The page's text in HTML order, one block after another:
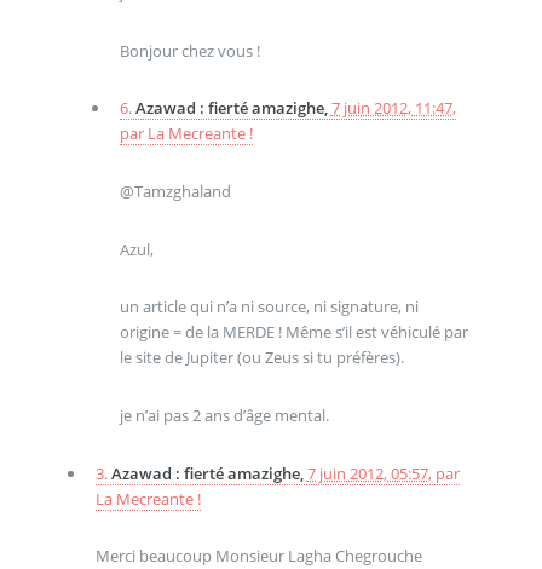
Bonjour chez vous !
6.Azawad : fierté amazighe,7 juin 2012, 11:47,
par La Mecreante !
@Tamzghaland
Azul,
un article qui n’a ni source, ni signature, ni
origine = de la MERDE ! Même s’il est véhiculé par
le site de Jupiter (ou Zeus si tu préfères).
je n’ai pas 2 ans d’âge mental.
3.Azawad : fierté amazighe,7 juin 2012, 05:57, par
La Mecreante !
Merci beaucoup Monsieur Lagha Chegrouche